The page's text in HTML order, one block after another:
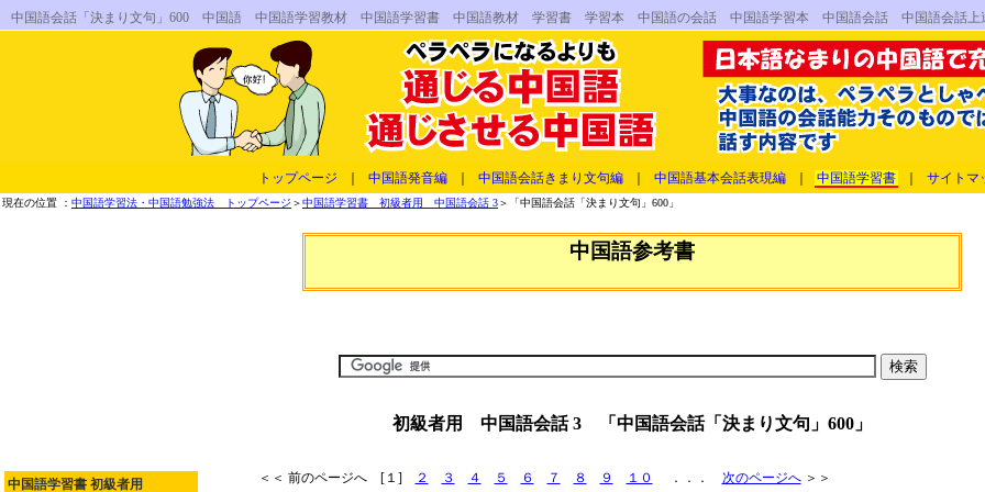
中国語会話「決まり文句」600 中国語 中国語学習教材 中国語学習書 中国語教材 学習書 学習本 中国語の会話 中国語学習本 中国語会話 中国語会話上
トップページ 中国語発音編 中国語会話きまり文句編 中国語基本会話表現編 中国語学習書 サイトマ
現在の位置 ： 中国語学習法・中国語勉強法 トップページ ＞中国語学習書 初級者用 中国語会話 3＞「中国語会話「決まり文句」600」
中国語参考書
初級者用 中国語会話 3 「中国語会話「決まり文句」600」
中国語学習書 初級者用 ＜＜ 前のページへ [１] ２ ３ ４ ５ ６ ７ ８ ９ １０ ．．． 次のページへ＞＞